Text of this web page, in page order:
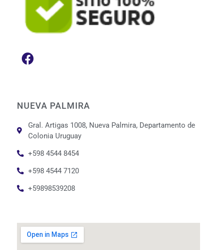
NUEVA PALMIRA
Gral. Artigas 1008, Nueva Palmira, Departamento de
Colonia Uruguay
+598 4544 8454
+598 4544 7120
+59898539208